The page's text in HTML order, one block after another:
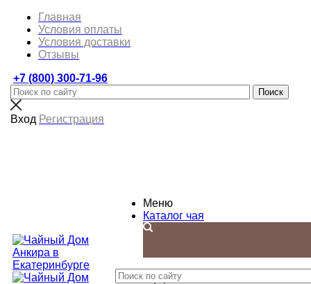
Главная
Условия оплаты
Условия доставки
Отзывы
+7 (800) 300-71-96
Вход Регистрация
Меню
Каталог чая